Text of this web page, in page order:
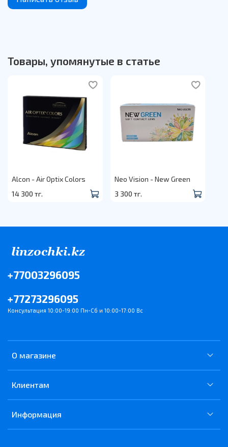
Товары, упомянутые в статье
Alcon - Air Optix Colors
14 300 тг.
Neo Vision - New Green
3 300 тг.
О магазине
Клиентам
Информация
+77003296095
+77273296095
Консультация 10:00-19:00 Пн-Сб и 10:00-17:00 Вс